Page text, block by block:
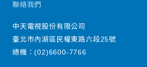
聯絡我們
中天電視股份有限公司
臺北市內湖區民權東路六段25號
總機：(02)6600-7766